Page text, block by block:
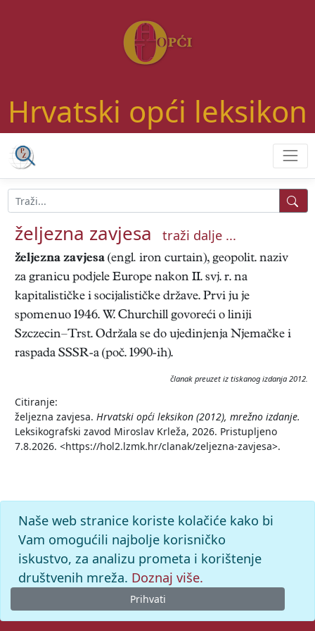
Hrvatski opći leksikon
željezna zavjesa traži dalje ...
željezna zavjesa (engl. iron curtain), geopolit. naziv
za granicu podjele Europe nakon II. svj. r. na
kapitalističke i socijalističke države. Prvi ju je
spomenuo 1946. W. Churchill govoreći o liniji
Szczecin–Trst. Održala se do ujedinjenja Njemačke i
raspada SSSR-a (poč. 1990-ih).
članak preuzet iz tiskanog izdanja 2012.
Citiranje:
željezna zavjesa. Hrvatski opći leksikon (2012), mrežno izdanje.
Leksikografski zavod Miroslav Krleža, 2026. Pristupljeno
7.8.2026. <https://hol2.lzmk.hr/clanak/zeljezna-zavjesa>.
Naše web stranice koriste kolačiće kako bi
Vam omogućili najbolje korisničko
iskustvo, za analizu prometa i korištenje
društvenih mreža. Doznaj više.
Prihvati
© 2026. -Leksikografski zavodMiroslav Krleža